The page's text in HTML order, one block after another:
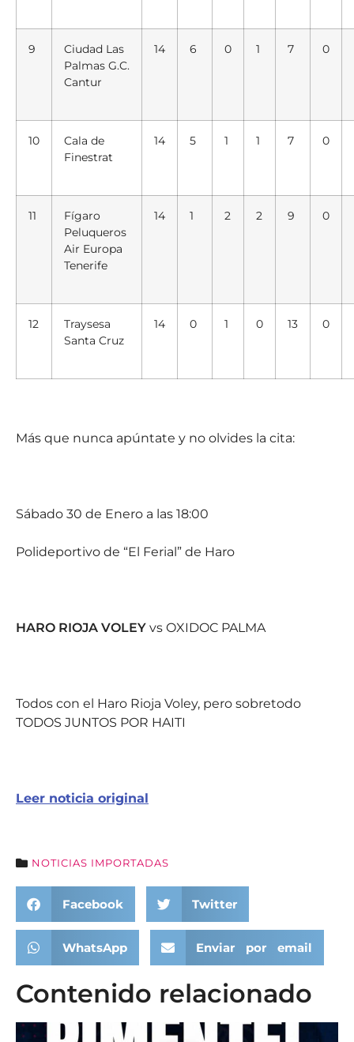
9
Ciudad Las
Palmas G.C.
Cantur
14 6 0 1 7 0
10
Cala de
Finestrat
14 5 1 1 7 0
11
Fígaro
Peluqueros
Air Europa
Tenerife
14 1 2 2 9 0
12
Traysesa
Santa Cruz
14 0 1 0 13 0
Más que nunca apúntate y no olvides la cita:
Sábado 30 de Enero a las 18:00
Polideportivo de “El Ferial” de Haro
HARO RIOJA VOLEY vs OXIDOC PALMA
Todos con el Haro Rioja Voley, pero sobretodo
TODOS JUNTOS POR HAITI
Leer noticia original
NOTICIAS IMPORTADAS
Facebook Twitter
WhatsApp Enviar por email
Contenido relacionado